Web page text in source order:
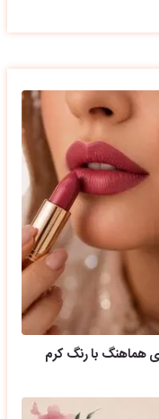
هماهنگ با رنگ کرم